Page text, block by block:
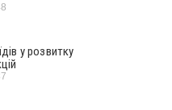
у розвитку